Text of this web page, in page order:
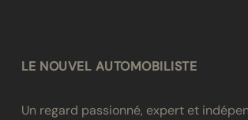
LE NOUVEL AUTOMOBILISTE
Un regard passionné, expert et